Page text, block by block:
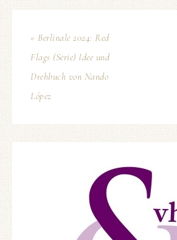
« Berlinale 2024: Red
Flags (Serie) Idee und
Drehbuch von Nando
López